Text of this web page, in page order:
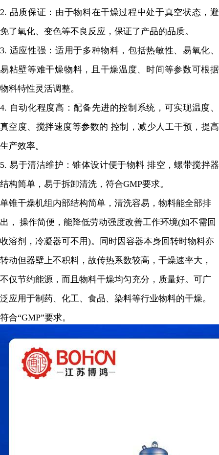
2. 品质保证：由于物料在干燥过程中处于真空状态，避
免了氧化、变色等不良反应，保证了产品的品质。
3. 适应性强：适用于多种物料，包括热敏性、易氧化、
易粘壁等难干燥物料，且干燥温度、时间等参数可根据
物料特性灵活调整。
4. 自动化程度高：配备先进的控制系统，可实现温度、
真空度、搅拌速度等参数的 控制，减少人工干预，提高
生产效率。
5.易于清洁维护：锥体设计便于物料 排空，螺带搅拌器
结构简单，易于拆卸清洗，符合GMP要求。
单锥干燥机组内部结构简单，清洗容易，物料能全部排
出， 操作简便，能降低劳动强度改善工作环境(如不需回
收溶剂，冷凝器可不用)。同时因容器本身回转时物料亦
转动但器壁上不积料，故传热系数较高，干燥速率大，
不仅节约能源，而且物料干燥均匀充分，质量好。可广
泛应用于制药、化工、食品、染料等行业物料的干燥。
符合“GMP”要求。